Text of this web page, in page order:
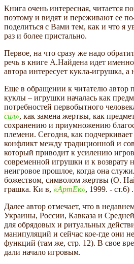
Книга очень интересная, читается
поэтому и видят и переживают ее
поделиться с Вами тем, как и что я
раз и более пристально.
Первое, на что сразу же надо
речь в книге А.Найдена идет
автора интересует кукла-игрушка, а
Еще в обращении к читателю автор
куклы – игрушки началась как
потребностей первобытного
сил , как замена жертвы, как
сохранению и приумножению
племени. Сегодня, как
конфликт между традиционной и
который приводит к усилению
современной игрушки и к возврату
неигровое прошлое, когда она
божеством, символом жертвы (О.
грашка. Ки в,
АртЕк , 1999. - ст.6) .
Далее автор отмечает, что в
Украины, России, Кавказа и
для обрядовых и ритуальных
манипуляций и сейчас кое-где они
функций (там же, стр. 12). В свое
дали начало игровым.